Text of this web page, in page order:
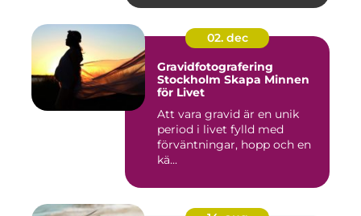
02. dec
Gravidfotografering
Stockholm Skapa Minnen
för Livet
Att vara gravid är en unik
period i livet fylld med
förväntningar, hopp och en
kä...